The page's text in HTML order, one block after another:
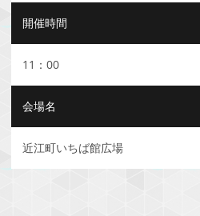
開催時間
11：00
会場名
近江町いちば館広場